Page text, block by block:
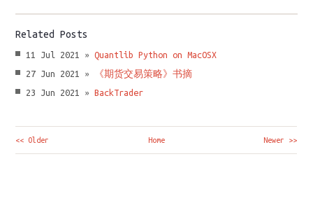
Related Posts
11 Jul 2021 »
Quantlib Python on MacOSX
27 Jun 2021 »
《期货交易策略》书摘
23 Jun 2021 »
BackTrader
<< Older Home Newer >>